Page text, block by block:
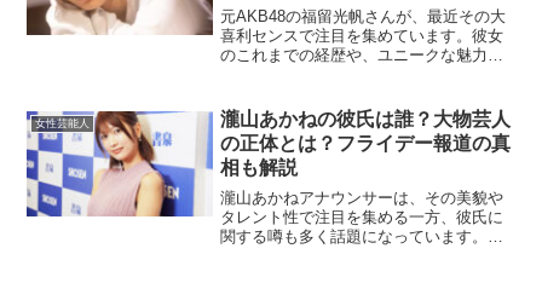
元AKB48の福留光帆さんが、最近その大
喜利センスで注目を集めています。彼女
のこれまでの経歴や、ユニークな魅力に
は？福留光帆さんは、2003年10月22日生
まれの兵庫県尼...
女性芸能人
瀧山あかねの彼氏は誰？大物芸人
の正体とは？フライデー報道の真
相も解説
瀧山あかねアナウンサーは、その美貌や
タレント性で注目を集める一方、彼氏に
関する噂も多く話題になっています。特